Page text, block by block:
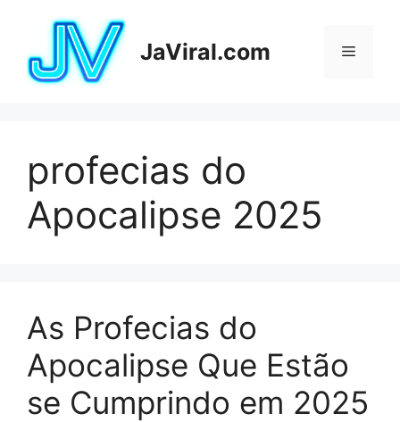
conteúdo
JaViral.com Menu
profecias do
Apocalipse 2025
As Profecias do
Apocalipse Que Estão
se Cumprindo em 2025